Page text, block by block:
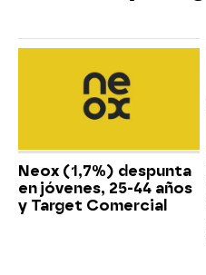
Neox (1,7%) despunta
en jóvenes, 25-44 años
y Target Comercial